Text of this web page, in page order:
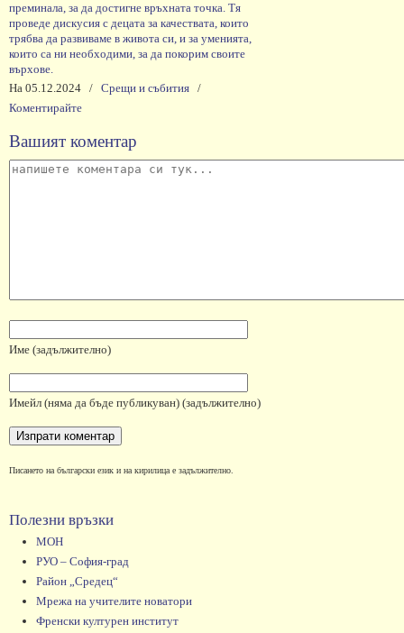
преминала, за да достигне връхната точка. Тя
проведе дискусия с децата за качествата, които
трябва да развиваме в живота си, и за уменията,
които са ни необходими, за да покорим своите
върхове.
На 05.12.2024 / Срещи и събития /
Коментирайте
Вашият коментар
Име (задължително)
Имейл (няма да бъде публикуван) (задължително)
Писането на български език и на кирилица е задължително.
Полезни връзки
МОН
РУО – София-град
Район „Средец“
Мрежа на учителите новатори
Френски културен институт